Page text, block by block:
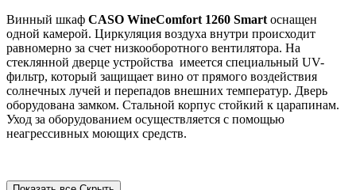
Винный шкаф CASO WineComfort 1260 Smart оснащен
одной камерой. Циркуляция воздуха внутри происходит
равномерно за счет низкооборотного вентилятора. На
стеклянной дверце устройства имеется специальный UV-
фильтр, который защищает вино от прямого воздействия
солнечных лучей и перепадов внешних температур. Дверь
оборудована замком. Стальной корпус стойкий к царапинам.
Уход за оборудованием осуществляется с помощью
неагрессивных моющих средств.